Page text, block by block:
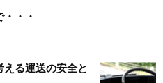
・・
る運送の安全と